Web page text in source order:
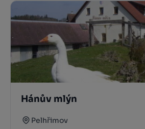
Hánův mlýn
Pelhřimov